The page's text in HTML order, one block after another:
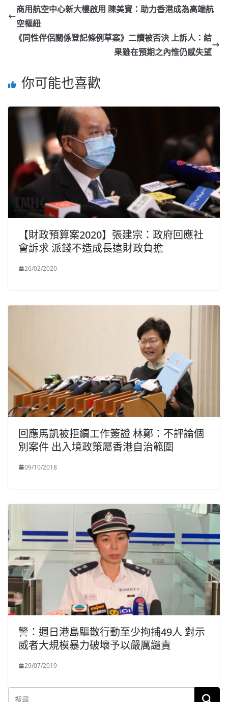
商用航空中心新大樓啟用 陳美寶：助力香港成為高端航
空樞紐
《同性伴侶關係登記條例草案》二讀被否決 上訴人：結
果雖在預期之內惟仍感失望
你可能也喜歡
【財政預算案2020】張建宗：政府回應社
會訴求 派錢不造成長遠財政負擔
26/02/2020
回應馬凱被拒續工作簽證 林鄭：不評論個
別案件 出入境政策屬香港自治範圍
09/10/2018
警：週日港島驅散行動至少拘捕49人 對示
威者大規模暴力破壞予以嚴厲譴責
29/07/2019